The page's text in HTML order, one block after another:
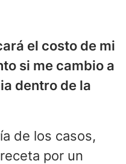
el costo de mi
si me cambio a
dentro de la
de los casos,
por un